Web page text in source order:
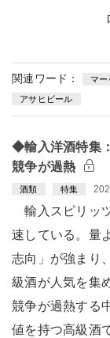
関連ワード： マ
アサヒビール
◆輸入洋酒特集
競争が過熱
酒類 特集
輸入スピリッ
速している。量
志向」が強まり
級酒が人気を集
競争が過熱する
値を持つ高級酒